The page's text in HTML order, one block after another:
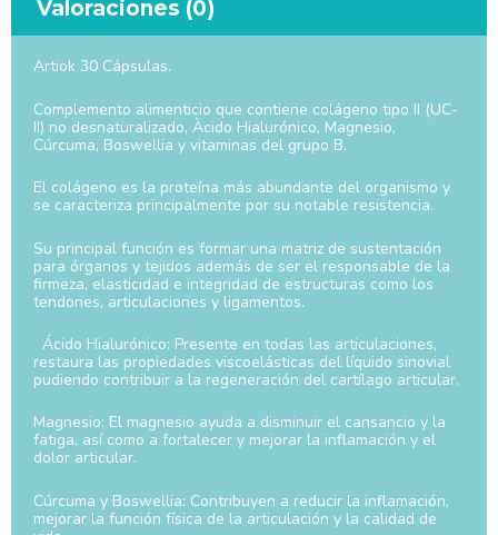
Valoraciones (0)
Artiok 30 Cápsulas.
Complemento alimenticio que contiene colágeno tipo II (UC-
II) no desnaturalizado, Àcido Hialurónico, Magnesio,
Cúrcuma, Boswellia y vitaminas del grupo B.
El colágeno es la proteína más abundante del organismo y
se caracteriza principalmente por su notable resistencia.
Su principal función es formar una matriz de sustentación
para órganos y tejidos además de ser el responsable de la
firmeza, elasticidad e integridad de estructuras como los
tendones, articulaciones y ligamentos.
Ácido Hialurónico: Presente en todas las articulaciones,
restaura las propiedades viscoelásticas del líquido sinovial
pudiendo contribuir a la regeneración del cartílago articular.
Magnesio: El magnesio ayuda a disminuir el cansancio y la
fatiga, así como a fortalecer y mejorar la inflamación y el
dolor articular.
Cúrcuma y Boswellia: Contribuyen a reducir la inflamación,
mejorar la función física de la articulación y la calidad de